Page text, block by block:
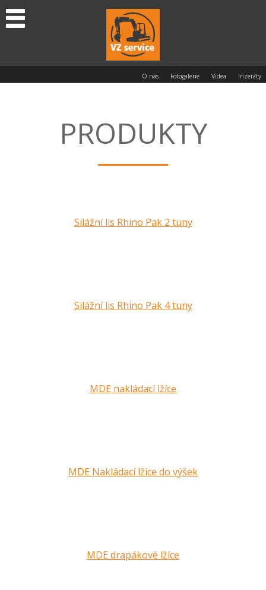
O nás Fotogalerie Videa Inzeráty
PRODUKTY
Silážní lis Rhino Pak 2 tuny
Silážní lis Rhino Pak 4 tuny
MDE nakládací lžíce
MDE Nakládací lžíce do výšek
MDE drapákové lžíce